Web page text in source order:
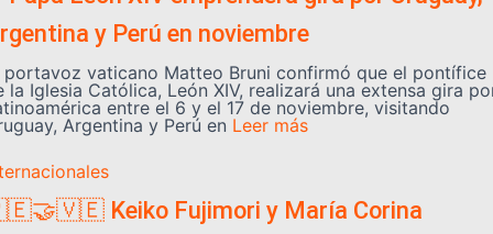
y Perú en noviembre
portavoz vaticano Matteo Bruni confirmó que el pontífice
la Iglesia Católica, León XIV, realizará una extensa gira
entre el 6 y el 17 de noviembre, visitando
Argentina y Perú en Leer más
Keiko Fujimori y María Corina